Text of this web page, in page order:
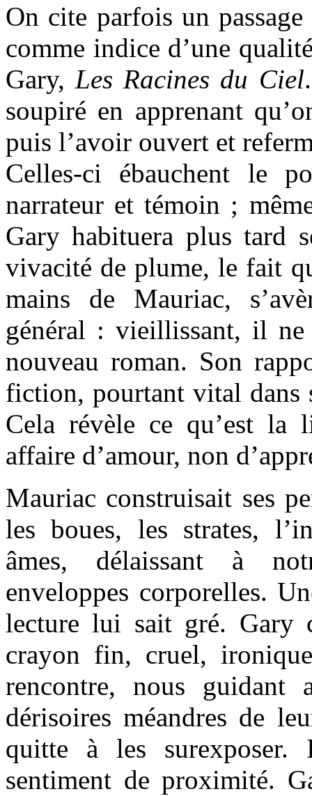
On cite parfois un
comme indice d’une
Gary,Les Racines du Ciel
soupiré en apprenant
puis l’avoir ouvert et
Celles-ci ébauchent le
narrateur et témoin ;
Gary habituera plus tard
vivacité de plume, le fait
mains de Mauriac,
général : vieillissant, il
nouveau roman. Son
fiction, pourtant vital dans
Cela révèle ce qu’est la
affaire d’amour, non
Mauriac construisait ses
les boues, les strates,
âmes, délaissant à
enveloppes corporelles.
lecture lui sait gré. Gary
crayon fin, cruel,
rencontre, nous guidant
dérisoires méandres de
quitte à les
sentiment de proximité.